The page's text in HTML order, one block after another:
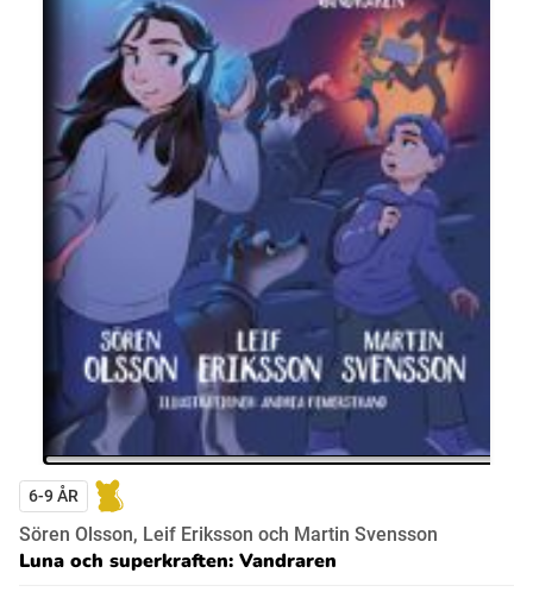
6-9 ÅR
Sören Olsson, Leif Eriksson och Martin Svensson
Luna och superkraften: Vandraren